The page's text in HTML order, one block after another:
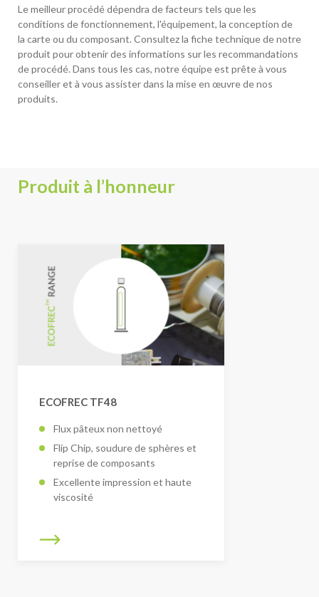
Le meilleur procédé dépendra de facteurs tels que les
conditions de fonctionnement, l'équipement, la conception de
la carte ou du composant. Consultez la fiche technique de notre
produit pour obtenir des informations sur les recommandations
de procédé. Dans tous les cas, notre équipe est prête à vous
conseiller et à vous assister dans la mise en œuvre de nos
produits.
Produit à l’honneur
ECOFREC TF48
Flux pâteux non nettoyé
Flip Chip, soudure de sphères et
reprise de composants
Excellente impression et haute
viscosité